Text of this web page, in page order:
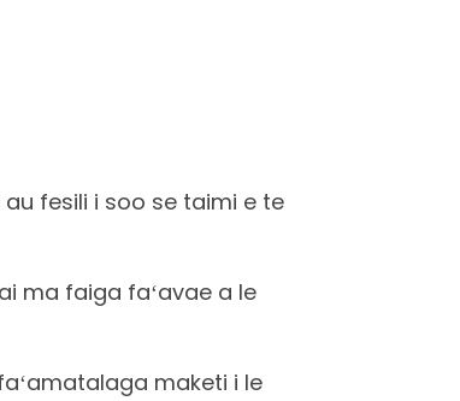
fesili i soo se taimi e te
ma faiga faʻavae a le
maketi i le